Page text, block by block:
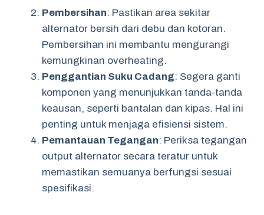
Pembersihan: Pastikan area sekitar
alternator bersih dari debu dan kotoran.
Pembersihan ini membantu mengurangi
kemungkinan overheating.
Penggantian Suku Cadang: Segera ganti
komponen yang menunjukkan tanda-tanda
keausan, seperti bantalan dan kipas. Hal ini
penting untuk menjaga efisiensi sistem.
Pemantauan Tegangan: Periksa tegangan
output alternator secara teratur untuk
memastikan semuanya berfungsi sesuai
spesifikasi.